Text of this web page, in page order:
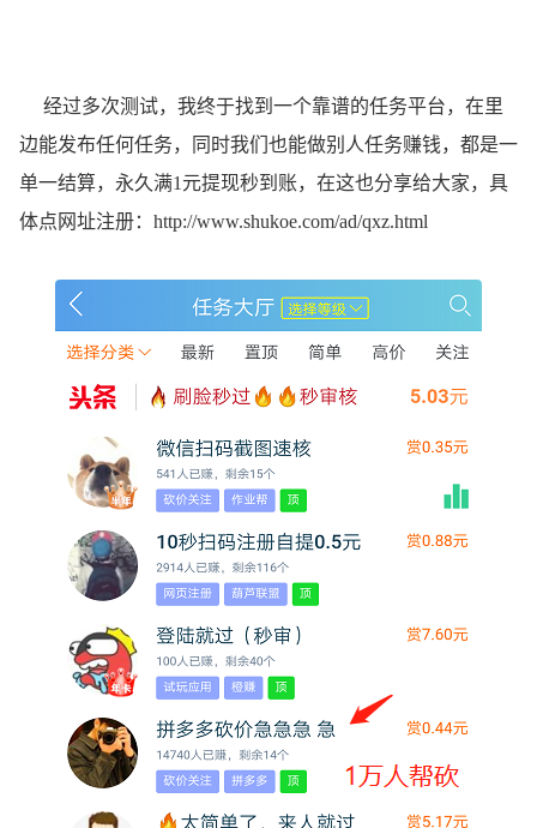
经过多次测试，我终于找到一个靠谱的任务平台，在里
边能发布任何任务，同时我们也能做别人任务赚钱，都是一
单一结算，永久满1元提现秒到账，在这也分享给大家，具
体点网址注册： http://www.shukoe.com/ad/qxz.html